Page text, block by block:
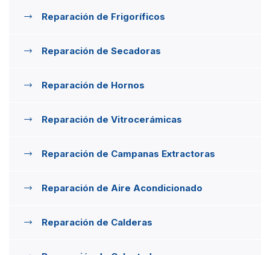
Reparación de Frigoríficos
Reparación de Secadoras
Reparación de Hornos
Reparación de Vitrocerámicas
Reparación de Campanas Extractoras
Reparación de Aire Acondicionado
Reparación de Calderas